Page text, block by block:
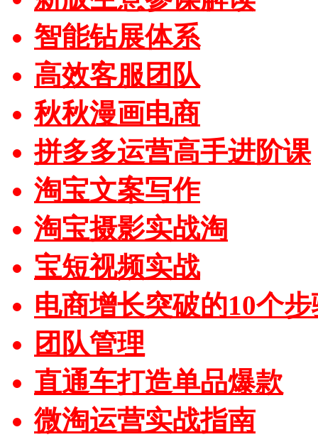
智能钻展体系
高效客服团队
秋秋漫画电商
拼多多运营高手进阶课
淘宝文案写作
淘宝摄影实战淘
宝短视频实战
电商增长突破的10个
团队管理
直通车打造单品爆款
微淘运营实战指南